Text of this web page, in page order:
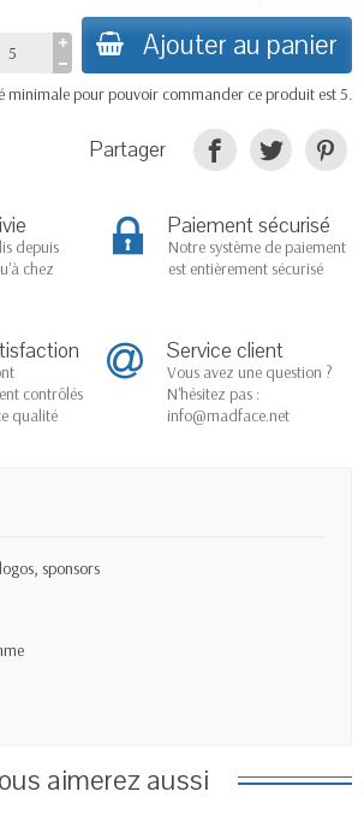
Ajouter au panier
minimale pour pouvoir commander ce produit est 5.
Partager
depuis
chez
Paiement sécurisé
Notre système de paiement
est entièrement sécurisé
contrôlés
qualité
Service client
Vous avez une question ?
N'hésitez pas :
info@madface.net
sponsors
aimerez aussi